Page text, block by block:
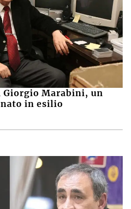
Giorgio Marabini, un
in esilio